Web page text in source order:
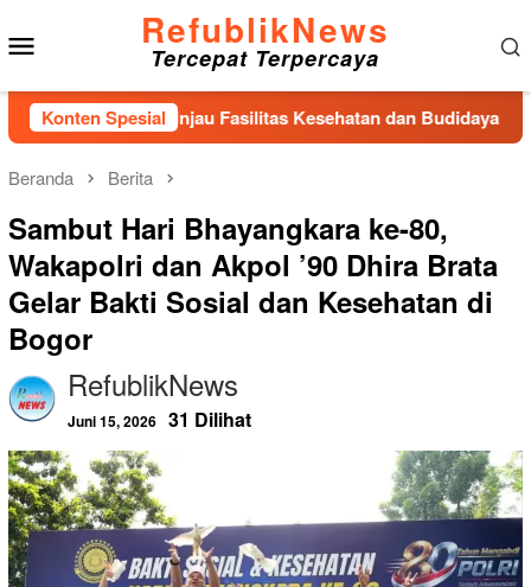
ke
konten
RefublikNews
Tercepat Terpercaya
Konten Spesial
Tinjau Fasilitas Kesehatan dan Budidaya Rumput Laut
Beranda Berita
Sambut Hari Bhayangkara ke-80,
Wakapolri dan Akpol ’90 Dhira Brata
Gelar Bakti Sosial dan Kesehatan di
Bogor
RefublikNews
Juni 15, 2026 31 Dilihat